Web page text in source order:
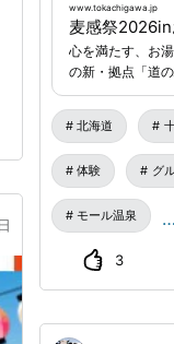
「音更メロデ
道の駅おとふけ
で様々な体験や
小麦を学ぶ・食
転がし、小麦粉
が盛りだくさん😍 「おとふけ一番小麦」を使
定メニューが豊
らに、小麦畑に
巨大アートが鑑賞できま
スタンプラリーも開催
ーデンスパで、
www.tokachigawa.jp
麦感祭
心を満たす、お
の新・拠点「道
です。
北海道
体験 グ
モール温泉
3